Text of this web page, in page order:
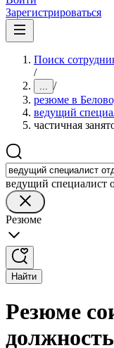
Зарегистрироваться
Поиск
/
... /
резюме в
ведущий
частичная
ведущий специалист
Резюме
Найти
Резюме